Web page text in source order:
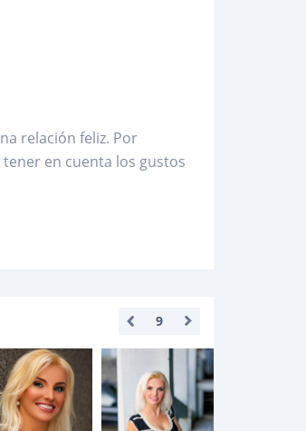
relación feliz. Por
en cuenta los gustos
9